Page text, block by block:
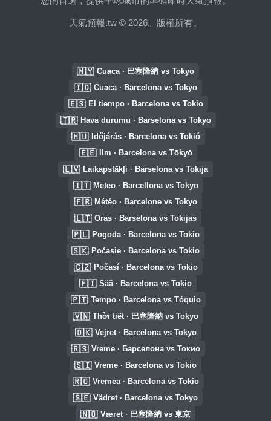
天氣預報.tw © 2026。版權所有。
🇲🇾 Cuaca · 巴塞隆納 vs Tokyo
🇮🇩 Cuaca · Barcelona vs Tokyo
🇪🇸 El tiempo · Barcelona vs Tokio
🇹🇷 Hava durumu · Barselona vs Tokyo
🇭🇺 Időjárás · Barcelona vs Tokió
🇪🇪 Ilm · Barcelona vs Tōkyō
🇱🇻 Laikapstākļi · Barselona vs Tokija
🇮🇹 Meteo · Barcellona vs Tokyo
🇫🇷 Météo · Barcelone vs Tokyo
🇱🇹 Oras · Barselona vs Tokijas
🇵🇱 Pogoda · Barcelona vs Tokio
🇸🇰 Počasie · Barcelona vs Tokio
🇨🇿 Počasí · Barcelona vs Tokio
🇫🇮 Sää · Barcelona vs Tokio
🇵🇹 Tempo · Barcelona vs Tóquio
🇻🇳 Thời tiết · 巴塞隆納 vs Tokyo
🇩🇰 Vejret · Barcelona vs Tokyo
🇷🇸 Vreme · Барселона vs Токио
🇸🇮 Vreme · Barcelona vs Tokio
🇷🇴 Vremea · Barcelona vs Tokio
🇸🇪 Vädret · Barcelona vs Tokyo
🇳🇴 Været · 巴塞隆納 vs 東京